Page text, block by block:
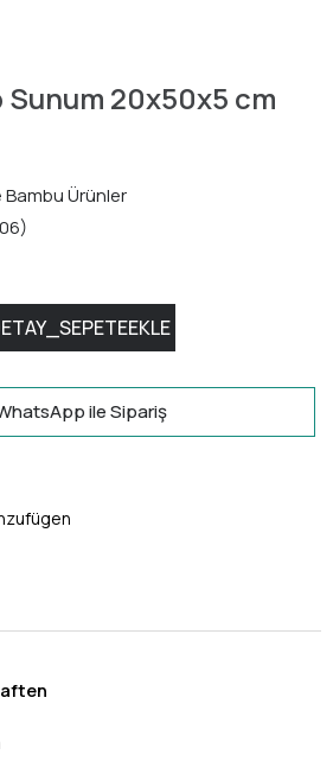
Sunum 20x50x5 cm
Ürünler
ile Sipariş